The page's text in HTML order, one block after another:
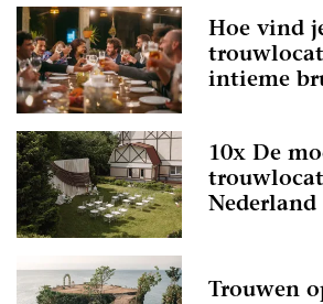
Hoe vind
intieme
10x De
Nederland
Trouwen